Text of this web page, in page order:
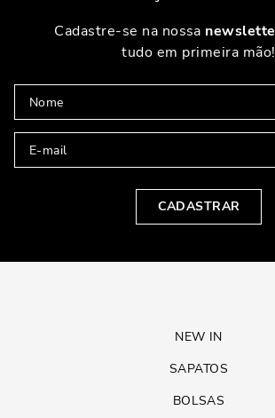
Cadastre-se na nossa
tudo em primeira mão!
CADASTRAR
NEW IN
SAPATOS
BOLSAS